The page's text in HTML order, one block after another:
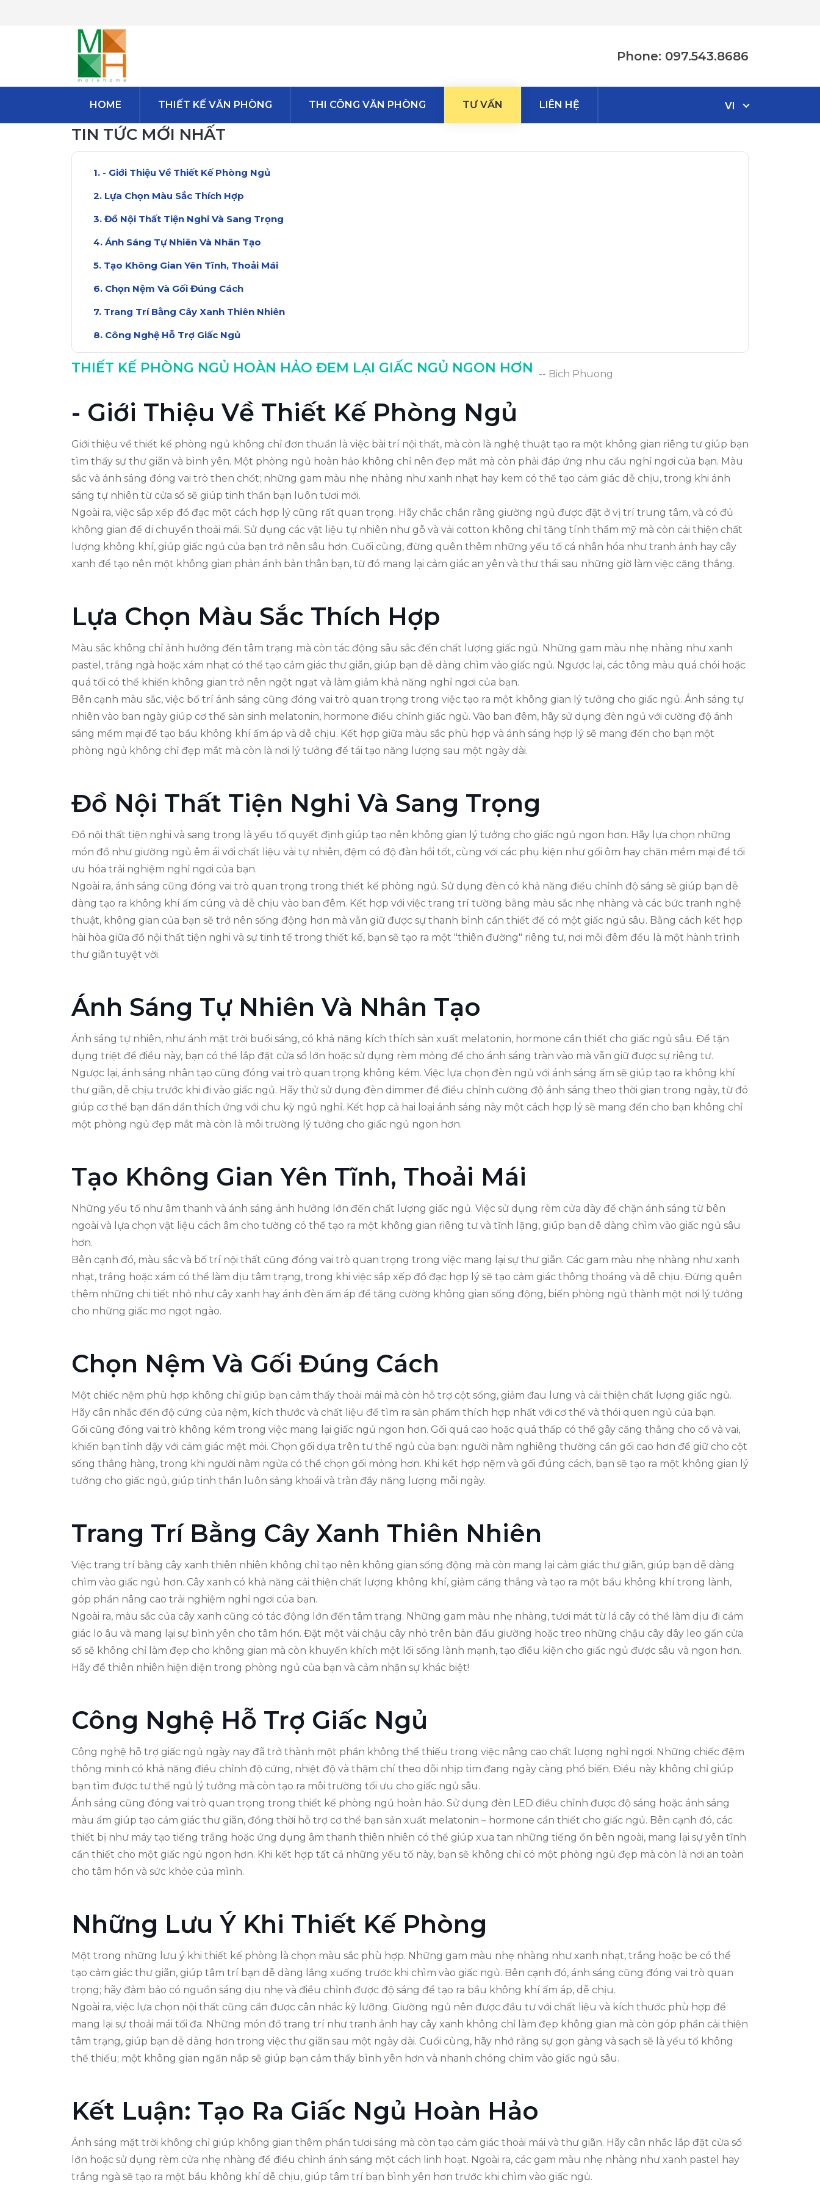
Phone: 097.543.8686
HOME THIẾT KẾ VĂN PHÒNG THI CÔNG VĂN PHÒNG TƯ VẤN LIÊN HỆ VI
TIN TỨC MỚI NHẤT
- Giới Thiệu Về Thiết Kế Phòng Ngủ
Lựa Chọn Màu Sắc Thích Hợp
Đồ Nội Thất Tiện Nghi Và Sang Trọng
Ánh Sáng Tự Nhiên Và Nhân Tạo
Tạo Không Gian Yên Tĩnh, Thoải Mái
Chọn Nệm Và Gối Đúng Cách
Trang Trí Bằng Cây Xanh Thiên Nhiên
Công Nghệ Hỗ Trợ Giấc Ngủ
Những Lưu Ý Khi Thiết Kế Phòng
THIẾT KẾ PHÒNG NGỦ HOÀN HẢO ĐEM LẠI GIẤC NGỦ NGON HƠN -- Bich Phuong
- Giới Thiệu Về Thiết Kế Phòng Ngủ
Giới thiệu về thiết kế phòng ngủ không chỉ đơn thuần là việc bài trí nội thất, mà còn là nghệ thuật tạo ra một không gian riêng tư giúp bạn
tìm thấy sự thư giãn và bình yên. Một phòng ngủ hoàn hảo không chỉ nên đẹp mắt mà còn phải đáp ứng nhu cầu nghỉ ngơi của bạn. Màu
sắc và ánh sáng đóng vai trò then chốt; những gam màu nhẹ nhàng như xanh nhạt hay kem có thể tạo cảm giác dễ chịu, trong khi ánh
sáng tự nhiên từ cửa sổ sẽ giúp tinh thần bạn luôn tươi mới.
Ngoài ra, việc sắp xếp đồ đạc một cách hợp lý cũng rất quan trọng. Hãy chắc chắn rằng giường ngủ được đặt ở vị trí trung tâm, và có đủ
không gian để di chuyển thoải mái. Sử dụng các vật liệu tự nhiên như gỗ và vải cotton không chỉ tăng tính thẩm mỹ mà còn cải thiện chất
lượng không khí, giúp giấc ngủ của bạn trở nên sâu hơn. Cuối cùng, đừng quên thêm những yếu tố cá nhân hóa như tranh ảnh hay cây
xanh để tạo nên một không gian phản ánh bản thân bạn, từ đó mang lại cảm giác an yên và thư thái sau những giờ làm việc căng thẳng.
Lựa Chọn Màu Sắc Thích Hợp
Màu sắc không chỉ ảnh hưởng đến tâm trạng mà còn tác động sâu sắc đến chất lượng giấc ngủ. Những gam màu nhẹ nhàng như xanh
pastel, trắng ngà hoặc xám nhạt có thể tạo cảm giác thư giãn, giúp bạn dễ dàng chìm vào giấc ngủ. Ngược lại, các tông màu quá chói hoặc
quá tối có thể khiến không gian trở nên ngột ngạt và làm giảm khả năng nghỉ ngơi của bạn.
Bên cạnh màu sắc, việc bố trí ánh sáng cũng đóng vai trò quan trọng trong việc tạo ra một không gian lý tưởng cho giấc ngủ. Ánh sáng tự
nhiên vào ban ngày giúp cơ thể sản sinh melatonin, hormone điều chỉnh giấc ngủ. Vào ban đêm, hãy sử dụng đèn ngủ với cường độ ánh
sáng mềm mại để tạo bầu không khí ấm áp và dễ chịu. Kết hợp giữa màu sắc phù hợp và ánh sáng hợp lý sẽ mang đến cho bạn một
phòng ngủ không chỉ đẹp mắt mà còn là nơi lý tưởng để tái tạo năng lượng sau một ngày dài.
Đồ Nội Thất Tiện Nghi Và Sang Trọng
Đồ nội thất tiện nghi và sang trọng là yếu tố quyết định giúp tạo nên không gian lý tưởng cho giấc ngủ ngon hơn. Hãy lựa chọn những
món đồ như giường ngủ êm ái với chất liệu vải tự nhiên, đệm có độ đàn hồi tốt, cùng với các phụ kiện như gối ôm hay chăn mềm mại để tối
ưu hóa trải nghiệm nghỉ ngơi của bạn.
Ngoài ra, ánh sáng cũng đóng vai trò quan trọng trong thiết kế phòng ngủ. Sử dụng đèn có khả năng điều chỉnh độ sáng sẽ giúp bạn dễ
dàng tạo ra không khí ấm cúng và dễ chịu vào ban đêm. Kết hợp với việc trang trí tường bằng màu sắc nhẹ nhàng và các bức tranh nghệ
thuật, không gian của bạn sẽ trở nên sống động hơn mà vẫn giữ được sự thanh bình cần thiết để có một giấc ngủ sâu. Bằng cách kết hợp
hài hòa giữa đồ nội thất tiện nghi và sự tinh tế trong thiết kế, bạn sẽ tạo ra một "thiên đường" riêng tư, nơi mỗi đêm đều là một hành trình
thư giãn tuyệt vời.
Ánh Sáng Tự Nhiên Và Nhân Tạo
Ánh sáng tự nhiên, như ánh mặt trời buổi sáng, có khả năng kích thích sản xuất melatonin, hormone cần thiết cho giấc ngủ sâu. Để tận
dụng triệt để điều này, bạn có thể lắp đặt cửa sổ lớn hoặc sử dụng rèm mỏng để cho ánh sáng tràn vào mà vẫn giữ được sự riêng tư.
Ngược lại, ánh sáng nhân tạo cũng đóng vai trò quan trọng không kém. Việc lựa chọn đèn ngủ với ánh sáng ấm sẽ giúp tạo ra không khí
thư giãn, dễ chịu trước khi đi vào giấc ngủ. Hãy thử sử dụng đèn dimmer để điều chỉnh cường độ ánh sáng theo thời gian trong ngày, từ đó
giúp cơ thể bạn dần dần thích ứng với chu kỳ ngủ nghỉ. Kết hợp cả hai loại ánh sáng này một cách hợp lý sẽ mang đến cho bạn không chỉ
một phòng ngủ đẹp mắt mà còn là môi trường lý tưởng cho giấc ngủ ngon hơn.
Tạo Không Gian Yên Tĩnh, Thoải Mái
Những yếu tố như âm thanh và ánh sáng ảnh hưởng lớn đến chất lượng giấc ngủ. Việc sử dụng rèm cửa dày để chặn ánh sáng từ bên
ngoài và lựa chọn vật liệu cách âm cho tường có thể tạo ra một không gian riêng tư và tĩnh lặng, giúp bạn dễ dàng chìm vào giấc ngủ sâu
hơn.
Bên cạnh đó, màu sắc và bố trí nội thất cũng đóng vai trò quan trọng trong việc mang lại sự thư giãn. Các gam màu nhẹ nhàng như xanh
nhạt, trắng hoặc xám có thể làm dịu tâm trạng, trong khi việc sắp xếp đồ đạc hợp lý sẽ tạo cảm giác thông thoáng và dễ chịu. Đừng quên
thêm những chi tiết nhỏ như cây xanh hay ánh đèn ấm áp để tăng cường không gian sống động, biến phòng ngủ thành một nơi lý tưởng
cho những giấc mơ ngọt ngào.
Chọn Nệm Và Gối Đúng Cách
Một chiếc nệm phù hợp không chỉ giúp bạn cảm thấy thoải mái mà còn hỗ trợ cột sống, giảm đau lưng và cải thiện chất lượng giấc ngủ.
Hãy cân nhắc đến độ cứng của nệm, kích thước và chất liệu để tìm ra sản phẩm thích hợp nhất với cơ thể và thói quen ngủ của bạn.
Gối cũng đóng vai trò không kém trong việc mang lại giấc ngủ ngon hơn. Gối quá cao hoặc quá thấp có thể gây căng thẳng cho cổ và vai,
khiến bạn tỉnh dậy với cảm giác mệt mỏi. Chọn gối dựa trên tư thế ngủ của bạn: người nằm nghiêng thường cần gối cao hơn để giữ cho cột
sống thẳng hàng, trong khi người nằm ngửa có thể chọn gối mỏng hơn. Khi kết hợp nệm và gối đúng cách, bạn sẽ tạo ra một không gian lý
tưởng cho giấc ngủ, giúp tinh thần luôn sảng khoái và tràn đầy năng lượng mỗi ngày.
Trang Trí Bằng Cây Xanh Thiên Nhiên
Việc trang trí bằng cây xanh thiên nhiên không chỉ tạo nên không gian sống động mà còn mang lại cảm giác thư giãn, giúp bạn dễ dàng
chìm vào giấc ngủ hơn. Cây xanh có khả năng cải thiện chất lượng không khí, giảm căng thẳng và tạo ra một bầu không khí trong lành,
góp phần nâng cao trải nghiệm nghỉ ngơi của bạn.
Ngoài ra, màu sắc của cây xanh cũng có tác động lớn đến tâm trạng. Những gam màu nhẹ nhàng, tươi mát từ lá cây có thể làm dịu đi cảm
giác lo âu và mang lại sự bình yên cho tâm hồn. Đặt một vài chậu cây nhỏ trên bàn đầu giường hoặc treo những chậu cây dây leo gần cửa
sổ sẽ không chỉ làm đẹp cho không gian mà còn khuyến khích một lối sống lành mạnh, tạo điều kiện cho giấc ngủ được sâu và ngon hơn.
Hãy để thiên nhiên hiện diện trong phòng ngủ của bạn và cảm nhận sự khác biệt!
Công Nghệ Hỗ Trợ Giấc Ngủ
Công nghệ hỗ trợ giấc ngủ ngày nay đã trở thành một phần không thể thiếu trong việc nâng cao chất lượng nghỉ ngơi. Những chiếc đệm
thông minh có khả năng điều chỉnh độ cứng, nhiệt độ và thậm chí theo dõi nhịp tim đang ngày càng phổ biến. Điều này không chỉ giúp
bạn tìm được tư thế ngủ lý tưởng mà còn tạo ra môi trường tối ưu cho giấc ngủ sâu.
Ánh sáng cũng đóng vai trò quan trọng trong thiết kế phòng ngủ hoàn hảo. Sử dụng đèn LED điều chỉnh được độ sáng hoặc ánh sáng
màu ấm giúp tạo cảm giác thư giãn, đồng thời hỗ trợ cơ thể bạn sản xuất melatonin – hormone cần thiết cho giấc ngủ. Bên cạnh đó, các
thiết bị như máy tạo tiếng trắng hoặc ứng dụng âm thanh thiên nhiên có thể giúp xua tan những tiếng ồn bên ngoài, mang lại sự yên tĩnh
cần thiết cho một giấc ngủ ngon hơn. Khi kết hợp tất cả những yếu tố này, bạn sẽ không chỉ có một phòng ngủ đẹp mà còn là nơi an toàn
cho tâm hồn và sức khỏe của mình.
Những Lưu Ý Khi Thiết Kế Phòng
Một trong những lưu ý khi thiết kế phòng là chọn màu sắc phù hợp. Những gam màu nhẹ nhàng như xanh nhạt, trắng hoặc be có thể
tạo cảm giác thư giãn, giúp tâm trí bạn dễ dàng lắng xuống trước khi chìm vào giấc ngủ. Bên cạnh đó, ánh sáng cũng đóng vai trò quan
trọng; hãy đảm bảo có nguồn sáng dịu nhẹ và điều chỉnh được độ sáng để tạo ra bầu không khí ấm áp, dễ chịu.
Ngoài ra, việc lựa chọn nội thất cũng cần được cân nhắc kỹ lưỡng. Giường ngủ nên được đầu tư với chất liệu và kích thước phù hợp để
mang lại sự thoải mái tối đa. Những món đồ trang trí như tranh ảnh hay cây xanh không chỉ làm đẹp không gian mà còn góp phần cải thiện
tâm trạng, giúp bạn dễ dàng hơn trong việc thư giãn sau một ngày dài. Cuối cùng, hãy nhớ rằng sự gọn gàng và sạch sẽ là yếu tố không
thể thiếu; một không gian ngăn nắp sẽ giúp bạn cảm thấy bình yên hơn và nhanh chóng chìm vào giấc ngủ sâu.
Kết Luận: Tạo Ra Giấc Ngủ Hoàn Hảo
Ánh sáng mặt trời không chỉ giúp không gian thêm phần tươi sáng mà còn tạo cảm giác thoải mái và thư giãn. Hãy cân nhắc lắp đặt cửa sổ
lớn hoặc sử dụng rèm cửa nhẹ nhàng để điều chỉnh ánh sáng một cách linh hoạt. Ngoài ra, các gam màu nhẹ nhàng như xanh pastel hay
trắng ngà sẽ tạo ra một bầu không khí dễ chịu, giúp tâm trí bạn bình yên hơn trước khi chìm vào giấc ngủ.